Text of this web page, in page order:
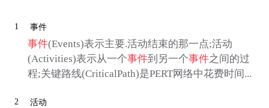
1 事件
事件(Events)表示主要.活动结束的那一点;活动
(Activities)表示从一个事件到另一个事件之间的过
程;关键路线(CriticalPath)是PERT网络中花费时间...
2 活动